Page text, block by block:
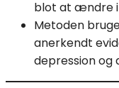
blot at ændre
Metoden
anerkendt
depression og